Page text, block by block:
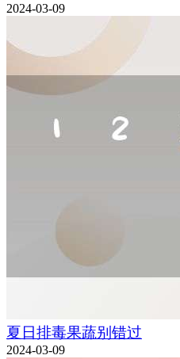
2024-03-09
夏日排毒果蔬别错过
2024-03-09